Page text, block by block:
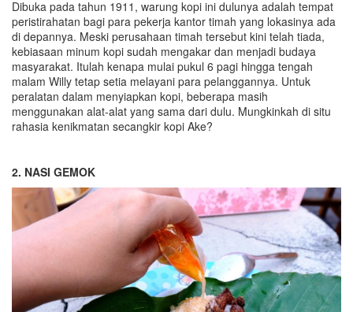
Dibuka pada tahun 1911, warung kopi ini dulunya adalah tempat
peristirahatan bagi para pekerja kantor timah yang lokasinya ada
di depannya. Meski perusahaan timah tersebut kini telah tiada,
kebiasaan minum kopi sudah mengakar dan menjadi budaya
masyarakat. Itulah kenapa mulai pukul 6 pagi hingga tengah
malam Willy tetap setia melayani para pelanggannya. Untuk
peralatan dalam menyiapkan kopi, beberapa masih
menggunakan alat-alat yang sama dari dulu. Mungkinkah di situ
rahasia kenikmatan secangkir kopi Ake?
2. NASI GEMOK